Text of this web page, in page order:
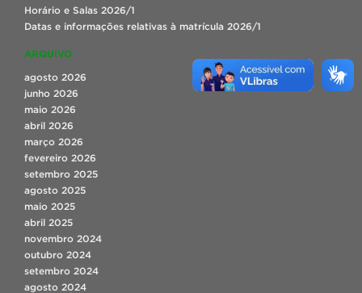
Horário e Salas 2026/1
Datas e informações relativas à matrícula 2026/1
ARQUIVO
agosto 2026
junho 2026
maio 2026
abril 2026
março 2026
fevereiro 2026
setembro 2025
agosto 2025
maio 2025
abril 2025
novembro 2024
outubro 2024
setembro 2024
agosto 2024